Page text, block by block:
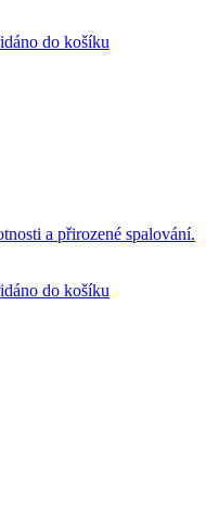
do košíku
a přirozené spalování.
do košíku